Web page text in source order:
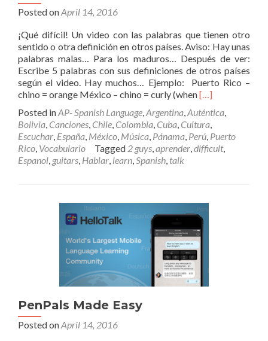
Posted onApril 14, 2016
¡Qué difícil! Un video con las palabras que tienen otro
sentido o otra definición en otros países. Aviso: Hay unas
palabras malas… Para los maduros… Después de ver:
Escribe 5 palabras con sus definiciones de otros países
según el video. Hay muchos… Ejemplo: Puerto Rico –
chino = orange México – chino = curly (whenRead
about
¡Qué
difícil
es
[…]
Posted inAP- Spanish Language Argentina Auténtica
Bolivia Canciones Chile Colombia Cuba Cultura
Escuchar España México Música Pánama Perú Puerto
Rico Vocabulario Tagged 2 guys aprender difficult,
Espanol guitars Hablar learn Spanish talk
PenPals Made Easy
Posted onApril 14, 2016